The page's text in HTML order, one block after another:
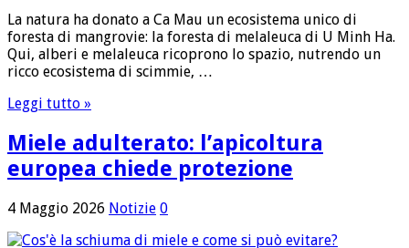
La natura ha donato a Ca Mau un ecosistema unico di
foresta di mangrovie: la foresta di melaleuca di U Minh Ha.
Qui, alberi e melaleuca ricoprono lo spazio, nutrendo un
ricco ecosistema di scimmie, …
Leggi tutto »
Miele adulterato: l’apicoltura
europea chiede protezione
4 Maggio 2026 Notizie 0